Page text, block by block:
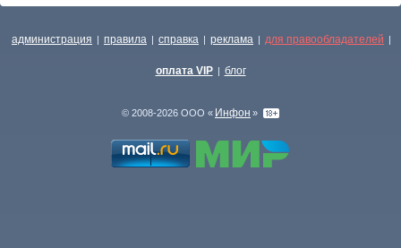
администрация | правила | справка | реклама | для правообладателей |
оплата VIP | блог
© 2008-2026 ООО « Инфон »